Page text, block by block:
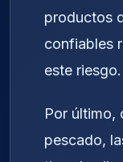
productos
confiables
este riesgo.
Por último,
pescado,